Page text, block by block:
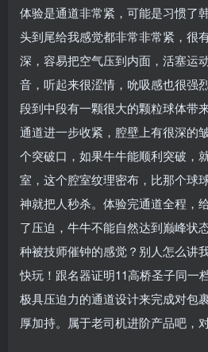
体验是通道非常紧，可能是习惯了
头到尾给我感觉都非常非常紧，很
深，容易把空气压到内面，活塞运
音，听起来很涩情，吮吸感也很强
段到中段有一颗很大的颗粒球体带
通道进一步收紧，腔壁上有很深的
个突破口，如果牛牛能顺利突破，
室，这个腔室纹理密布，比那个球
神就把人秒杀。体验完通道全程，
了压迫，牛牛不能自然达到巅峰状
种被技师催钟的感觉？别人怎么讲
快玩！跟名器证明11高桥圣子同一
极具压迫力的通道设计来完成对包
厚加持。属于老司机进阶产品吧，